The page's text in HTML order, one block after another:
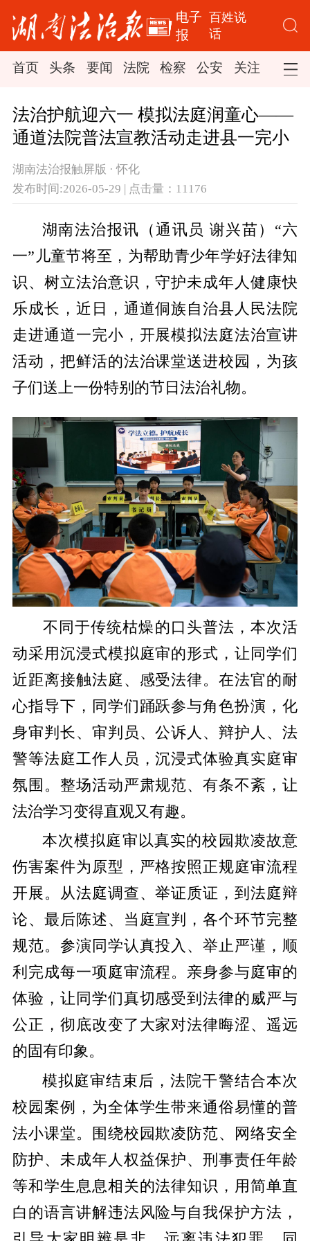
电子
报
百姓说
话
首页 头条 要闻 法院 检察 公安 关注 司法
法治护航迎六一 模拟法庭润童心——
通道法院普法宣教活动走进县一完小
湖南法治报触屏版 · 怀化
发布时间:2026-05-29 | 点击量：11176
湖南法治报讯（通讯员 谢兴苗）“六
一”儿童节将至，为帮助青少年学好法律知
识、树立法治意识，守护未成年人健康快
乐成长，近日，通道侗族自治县人民法院
走进通道一完小，开展模拟法庭法治宣讲
活动，把鲜活的法治课堂送进校园，为孩
子们送上一份特别的节日法治礼物。
不同于传统枯燥的口头普法，本次活
动采用沉浸式模拟庭审的形式，让同学们
近距离接触法庭、感受法律。在法官的耐
心指导下，同学们踊跃参与角色扮演，化
身审判长、审判员、公诉人、辩护人、法
警等法庭工作人员，沉浸式体验真实庭审
氛围。整场活动严肃规范、有条不紊，让
法治学习变得直观又有趣。
本次模拟庭审以真实的校园欺凌故意
伤害案件为原型，严格按照正规庭审流程
开展。从法庭调查、举证质证，到法庭辩
论、最后陈述、当庭宣判，各个环节完整
规范。参演同学认真投入、举止严谨，顺
利完成每一项庭审流程。亲身参与庭审的
体验，让同学们真切感受到法律的威严与
公正，彻底改变了大家对法律晦涩、遥远
的固有印象。
模拟庭审结束后，法院干警结合本次
校园案例，为全体学生带来通俗易懂的普
法小课堂。围绕校园欺凌防范、网络安全
防护、未成年人权益保护、刑事责任年龄
等和学生息息相关的法律知识，用简单直
白的语言讲解违法风险与自我保护方法，